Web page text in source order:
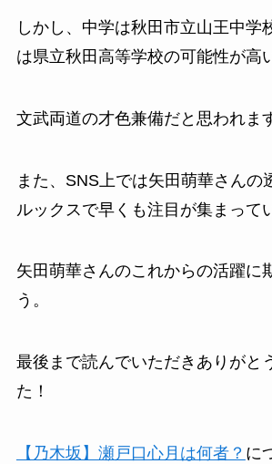
しかし、中学は秋田市立山王中学
は県立秋田高等学校の可能性が高
文武両道の才色兼備だと思われま
また、SNS上では矢田萌華さんの
ルックスで早くも注目が集まって
矢田萌華さんのこれからの活躍に
う。
最後まで読んでいただきありがと
た！
【乃木坂】瀬戸口心月は何者？ に